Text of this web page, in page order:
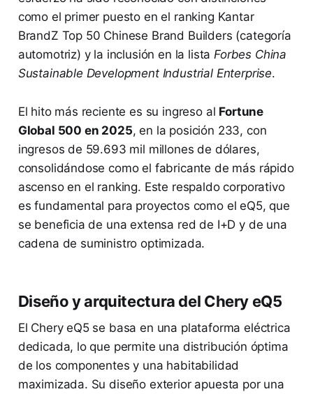
como el primer puesto en el ranking Kantar
BrandZ Top 50 Chinese Brand Builders (categoría
automotriz) y la inclusión en la lista Forbes China
Sustainable Development Industrial Enterprise.
El hito más reciente es su ingreso al Fortune
Global 500 en 2025, en la posición 233, con
ingresos de 59.693 mil millones de dólares,
consolidándose como el fabricante de más rápido
ascenso en el ranking. Este respaldo corporativo
es fundamental para proyectos como el eQ5, que
se beneficia de una extensa red de I+D y de una
cadena de suministro optimizada.
Diseño y arquitectura del Chery eQ5
El Chery eQ5 se basa en una plataforma eléctrica
dedicada, lo que permite una distribución óptima
de los componentes y una habitabilidad
maximizada. Su diseño exterior apuesta por una